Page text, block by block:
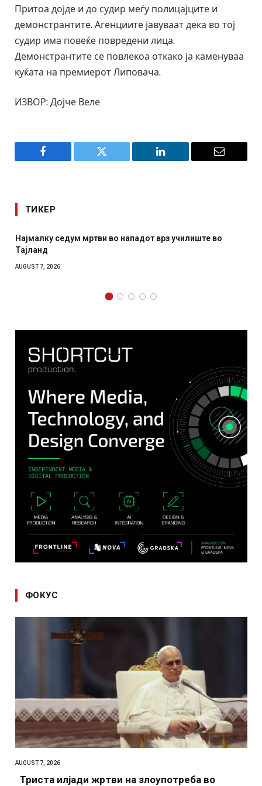
Притоа дојде и до судир меѓу полицајците и
демонстрантите. Агенциите јавуваат дека во тој
судир има повеќе повредени лица.
Демонстрантите се повлекоа откако ја каменуваа
куќата на премиерот Липовача.
ИЗВОР: Дојче Веле
Facebook Twitter LinkedIn Email
ТИКЕР
во
СОЗИС: Украинците повеќе им веруваат на
ФОКУС
AUGUST 7, 2026
Триста илјади жртви на злоупотреба во